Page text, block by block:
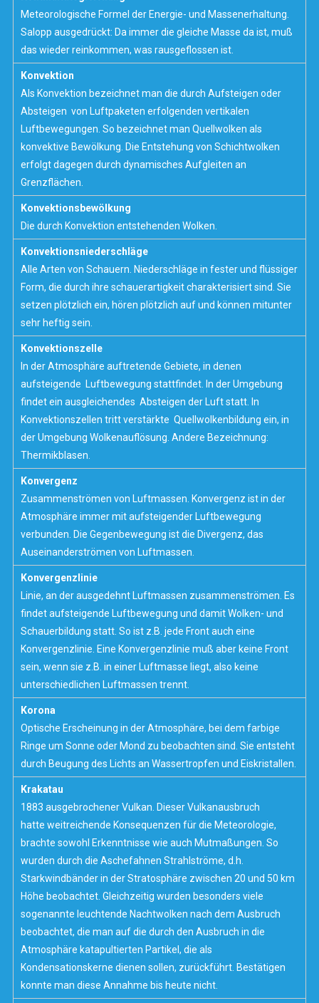
Meteorologische Formel der Energie- und Massenerhaltung.
Salopp ausgedrückt: Da immer die gleiche Masse da ist, muß
das wieder reinkommen, was rausgeflossen ist.
Konvektion
Als Konvektion bezeichnet man die durch Aufsteigen oder
Absteigen von Luftpaketen erfolgenden vertikalen
Luftbewegungen. So bezeichnet man Quellwolken als
konvektive Bewölkung. Die Entstehung von Schichtwolken
erfolgt dagegen durch dynamisches Aufgleiten an
Grenzflächen.
Konvektionsbewölkung
Die durch Konvektion entstehenden Wolken.
Konvektionsniederschläge
Alle Arten von Schauern . Niederschläge in fester und flüssiger
Form, die durch ihre schauerartigkeit charakterisiert sind. Sie
setzen plötzlich ein, hören plötzlich auf und können mitunter
sehr heftig sein.
Konvektionszelle
In derAtmosphäre auftretende Gebiete, in denen
aufsteigende Luftbewegung stattfindet. In der Umgebung
findet ein ausgleichendes Absteigen der Luft statt. In
Konvektionszellen tritt verstärkte Quellwolkenbildung ein, in
der Umgebung Wolkenauflösung. Andere Bezeichnung:
Thermikblasen
Konvergenz
Zusammenströmen von Luftmassen. Konvergenz ist in der
Atmosphäre immer mit aufsteigender Luftbewegung
verbunden. Die Gegenbewegung ist die Divergenz, das
Auseinanderströmen von Luftmassen.
Konvergenzlinie
Linie, an der ausgedehnt Luftmassen zusammenströmen. Es
findet aufsteigende Luftbewegung und damit Wolken- und
Schauerbildung statt. So ist z.B. jede Front auch eine
Konvergenzlinie. Eine Konvergenzlinie muß aber keine Front
sein, wenn sie z.B. in einer Luftmasse liegt, also keine
unterschiedlichen Luftmassen trennt.
Korona
Optische Erscheinung in derAtmosphäre, bei dem farbige
Ringe um Sonne oder Mond zu beobachten sind. Sie entsteht
durch Beugung des Lichts an Wassertropfen und Eiskristallen.
Krakatau
1883 ausgebrochener Vulkan. Dieser Vulkanausbruch
hatte weitreichende Konsequenzen für die Meteorologie,
brachte sowohl Erkenntnisse wie auch Mutmaßungen. So
wurden durch die Aschefahnen Strahlströme, d.h.
Starkwindbänder in der Stratosphäre zwischen 20 und 50 km
Höhe beobachtet. Gleichzeitig wurden besonders viele
sogenannte leuchtende Nachtwolken nach dem Ausbruch
beobachtet, die man auf die durch den Ausbruch in die
Atmosphäre katapultierten Partikel, die als
Kondensationskerne dienen sollen, zurückführt. Bestätigen
konnte man diese Annahme bis heute nicht.